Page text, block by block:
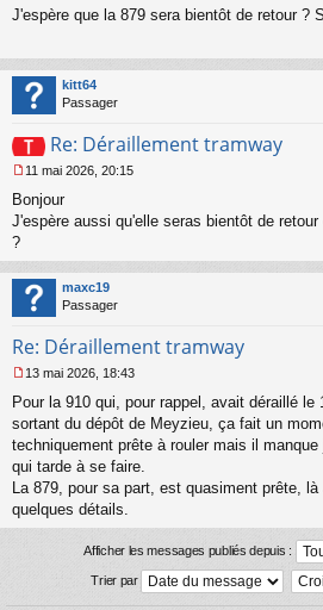
e
a
g
e
o
n
l
u
J'espère que la 879 sera bientôt de retour ?
kitt64
Passager
Re: Déraillement tramway
e
s
g
e
n
n
u
11 mai 2026, 20:15
Bonjour
J'espère aussi qu'elle seras bientôt de
?
maxc19
Passager
Re: Déraillement tramway
e
s
s
a
g
e
n
o
13 mai 2026, 18:43
Pour la 910 qui, pour rappel, avait déraillé le
sortant du dépôt de Meyzieu, ça fait un
techniquement prête à rouler mais il
qui tarde à se faire.
La 879, pour sa part, est quasiment prête,
quelques détails.
Afficher les messages publiés depuis :
Trier par